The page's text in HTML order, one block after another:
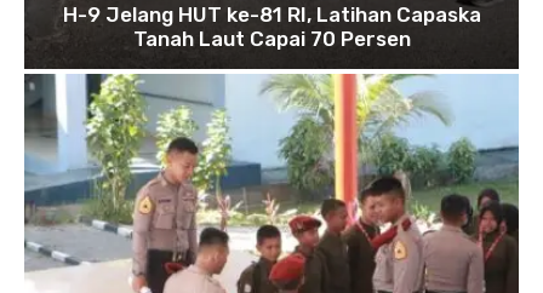
H-9 Jelang HUT ke-81 RI, Latihan Capaska
Tanah Laut Capai 70 Persen